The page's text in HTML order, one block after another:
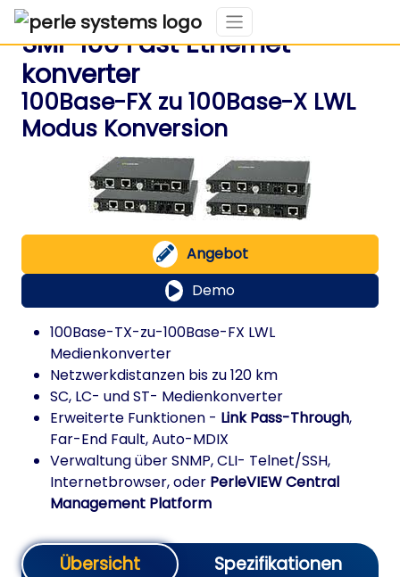
SMI-100 Fast Ethernet
konverter
100Base-FX zu 100Base-X LWL
Modus Konversion
Angebot
Demo
100Base-TX-zu-100Base-FX LWL
Medienkonverter
Netzwerkdistanzen bis zu 120 km
SC, LC- und ST- Medienkonverter
Erweiterte Funktionen - Link Pass-Through,
Far-End Fault, Auto-MDIX
Verwaltung über SNMP, CLI- Telnet/SSH,
Internetbrowser, oder PerleVIEW Central
Management Platform
Übersicht
Spezifikationen